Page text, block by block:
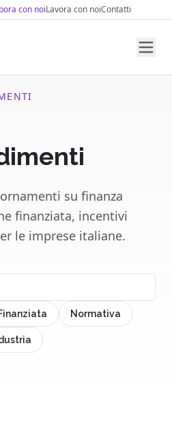
con noiLavora con noiContatti
Lavoratori
su finanza
finanziata, incentivi
le imprese italiane.
Normativa